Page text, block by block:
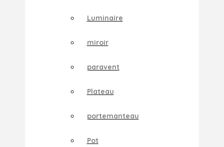
Luminaire
miroir
paravent
Plateau
portemanteau
Pot